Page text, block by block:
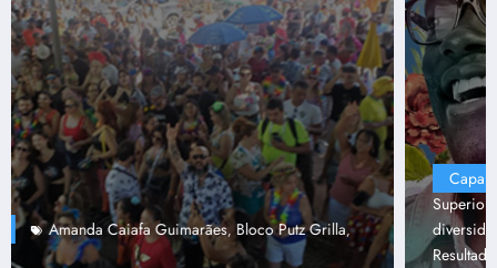
Capa
“Tendências para Docência no Ensino
Superior”,Ânima Educaçã, Ânima Plurais ,capa,Política de
diversidade da Una e do UniBH,Rede Comunicação de
Resultado
, Tânia Chaves